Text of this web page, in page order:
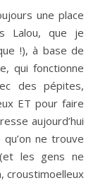
Lalou, que je
!), à base de
qui fonctionne
des pépites,
ET pour faire
aujourd’hui
ne trouve
les gens ne
croustimoelleux